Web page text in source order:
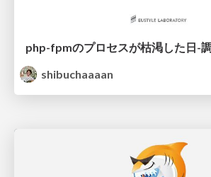
shibuchaaaan